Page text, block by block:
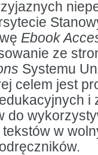
Ebook
ze
Systemu
celem jest
i
do
w